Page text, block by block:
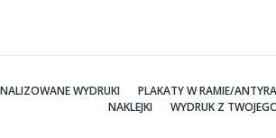
WYDRUKI PLAKATY W RAMIE/
NAKLEJKI
WYDRUK Z